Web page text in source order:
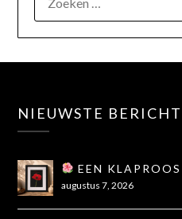
NIEUWSTE
EEN
TROOST
augustus 7, 2026